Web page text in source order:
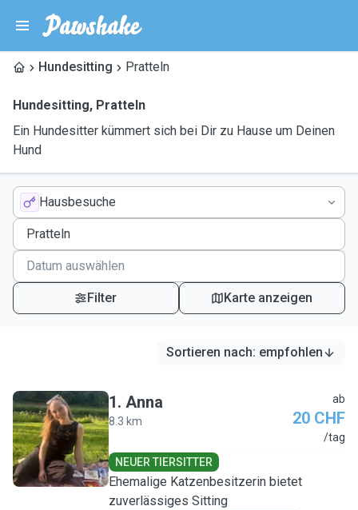
Hundesitting Pratteln
Hundesitting, Pratteln
Ein Hundesitter kümmert sich bei Dir zu Hause um Deinen
Hund
Hausbesuche
Filter Karte anzeigen
Sortieren nach: empfohlen
A
1. Anna
8.3 km
ab
20 CHF
/tag
NEUER TIERSITTER
Ehemalige Katzenbesitzerin bietet
zuverlässiges Sitting